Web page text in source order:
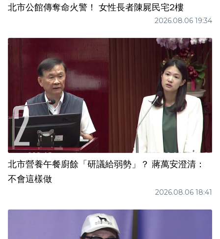
北市公館傳奪命火警！ 女性長者陳屍民宅2樓
2026.08.06 19:34
北市營養午餐廚餘「研議給弱勢」？ 蔣萬安澄清：
不會這樣做
2026.08.06 18:41